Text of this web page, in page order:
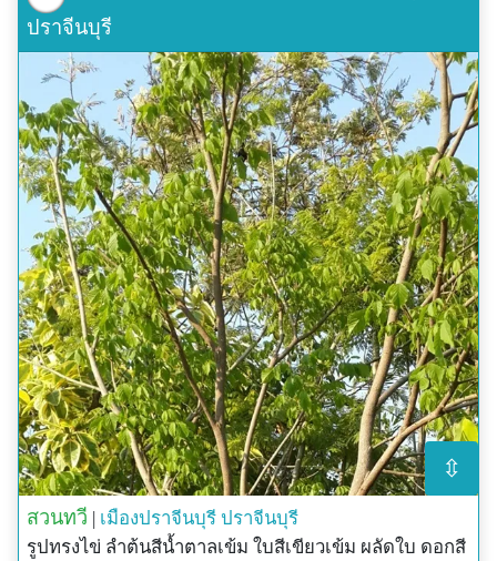
ปราจีนบุรี
⇳
สวนทวี | เมืองปราจีนบุรี ปราจีนบุรี
รูปทรงไข่ ลำต้นสีน้ำตาลเข้ม ใบสีเขียวเข้ม ผลัดใบ ดอกสี